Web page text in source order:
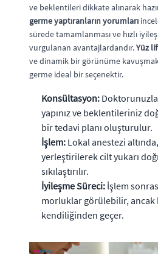
ve beklentileri dikkate alınarak
germe yaptıranların yorumları
sürede tamamlanması ve hızlı
vurgulanan avantajlardandır.Yüz
ve dinamik bir görünüme
germe ideal bir seçenektir.
Konsültasyon:
yapınız ve beklentileriniz
bir tedavi planı oluşturulur.
İşlem: Lokal anestezi
yerleştirilerek cilt yukarı
sıkılaştırılır.
İyileşme Süreci: İşlem
morluklar görülebilir, ancak
kendiliğinden geçer.